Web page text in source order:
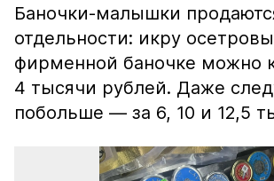
Баночки-малышки
отдельности: икру
фирменной баночке можно
4 тысячи рублей. Даже
побольше — за 6, 10 и 12,5